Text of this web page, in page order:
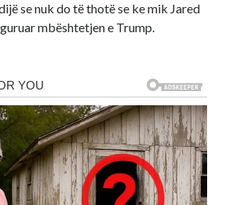
se nuk do të thotë se ke mik Jared
mbështetjen e Trump.